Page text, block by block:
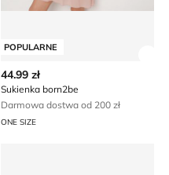
POPULARNE
44.99 zł
Sukienka born2be
Darmowa dostwa od 200 zł
ONE SIZE